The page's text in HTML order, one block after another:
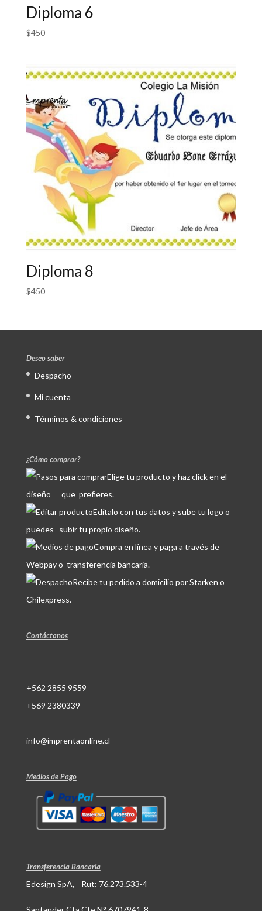
Diploma 6
$450
Diploma 8
$450
Deseo saber
Despacho
Mi cuenta
Términos & condiciones
¿Cómo comprar?
Elige tu producto y haz click en el
diseño que prefieres.
Edítalo con tus datos y sube tu logo o
puedes subir tu propio diseño.
Compra en línea y paga a través de
Webpay o transferencia bancaria.
Recibe tu pedido a domicilio por Starken o
Chilexpress.
Contáctanos
+562 2855 9559
+569 2380339
info@imprentaonline.cl
Medios de Pago
Transferencia Bancaria
Edesign SpA, Rut: 76.273.533-4